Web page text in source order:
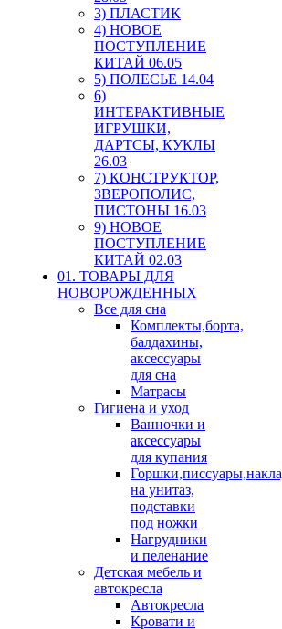
3) ПЛАСТИК
4) НОВОЕ
ПОСТУПЛЕНИЕ
КИТАЙ 06.05
5) ПОЛЕСЬЕ 14.04
6)
ИНТЕРАКТИВНЫЕ
ИГРУШКИ,
ДАРТСЫ, КУКЛЫ
26.03
7) КОНСТРУКТОР,
ЗВЕРОПОЛИС,
ПИСТОНЫ 16.03
9) НОВОЕ
ПОСТУПЛЕНИЕ
КИТАЙ 02.03
01. ТОВАРЫ ДЛЯ
НОВОРОЖДЕННЫХ
Все для сна
Комплекты,борта,
балдахины,
аксессуары
для сна
Матрасы
Гигиена и уход
Ванночки и
аксессуары
для купания
на унитаз,
подставки
под ножки
Нагрудники
и пеленание
Детская мебель и
автокресла
Автокресла
Кровати и